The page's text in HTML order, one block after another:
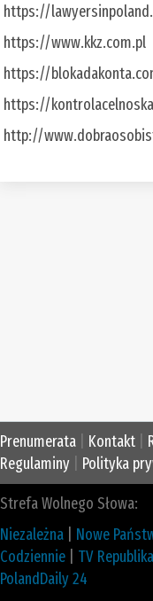
https://
https://www.kkz.com.pl
https://
https://
http://
Prenumerata Kontakt
Regulaminy
Polityka
Strefa Wolnego Słowa:
Niezależna
Nowe
Codziennie
TV Republika
PolandDaily 24